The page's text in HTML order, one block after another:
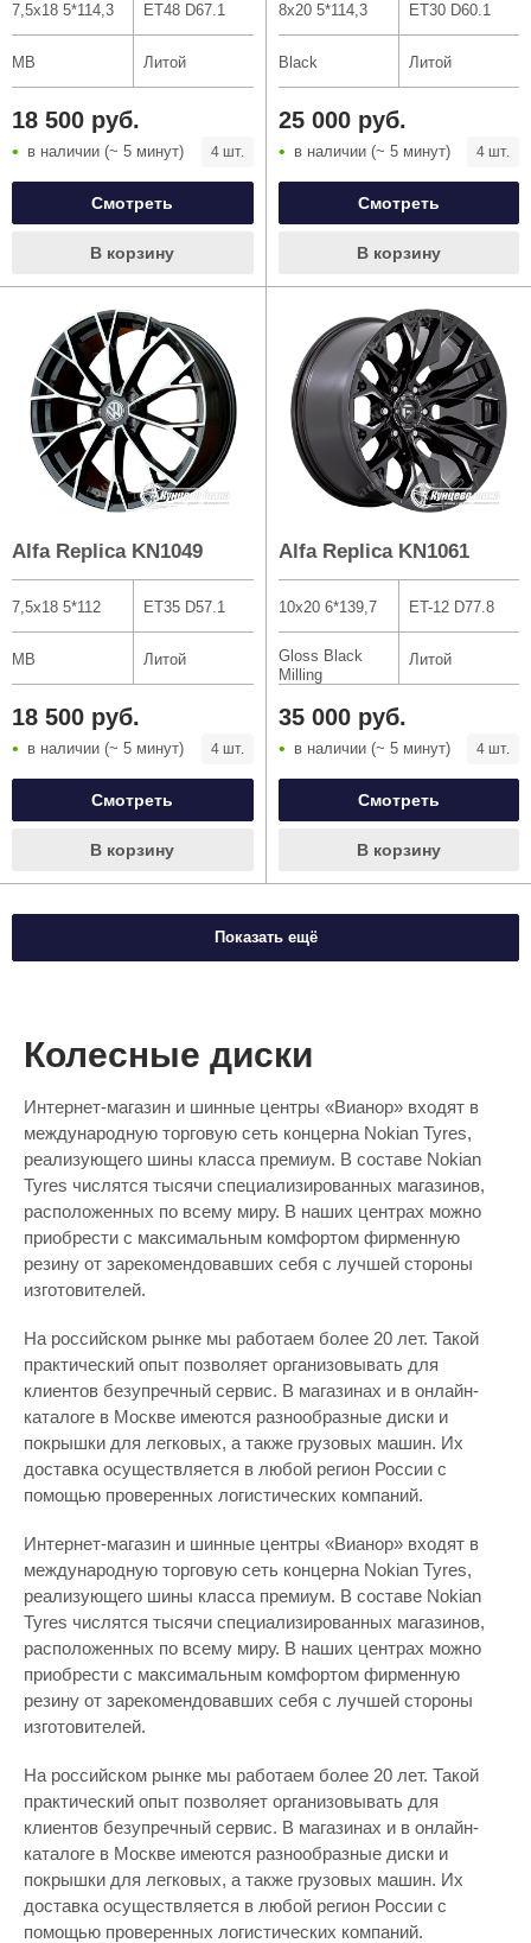
7,5x18 5*114,3 ET48 D67.1
MB Литой
18 500 руб.
4 шт.
в наличии (~ 5 минут)
Смотреть
В корзину
8x20 5*114,3 ET30 D60.1
Black Литой
25 000 руб.
4 шт.
в наличии (~ 5 минут)
Смотреть
В корзину
Alfa Replica KN1049
7,5x18 5*112 ET35 D57.1
MB Литой
18 500 руб.
4 шт.
в наличии (~ 5 минут)
Смотреть
В корзину
Alfa Replica KN1061
10x20 6*139,7 ET-12 D77.8
Gloss Black
Milling
Литой
35 000 руб.
4 шт.
в наличии (~ 5 минут)
Смотреть
В корзину
Показать ещё
Колесные диски
Интернет-магазин и шинные центры «Вианор» входят в
международную торговую сеть концерна Nokian Tyres,
реализующего шины класса премиум. В составе Nokian
Tyres числятся тысячи специализированных магазинов,
расположенных по всему миру. В наших центрах можно
приобрести с максимальным комфортом фирменную
резину от зарекомендовавших себя с лучшей стороны
изготовителей.
На российском рынке мы работаем более 20 лет. Такой
практический опыт позволяет организовывать для
клиентов безупречный сервис. В магазинах и в онлайн-
каталоге в Москве имеются разнообразные диски и
покрышки для легковых, а также грузовых машин. Их
доставка осуществляется в любой регион России с
помощью проверенных логистических компаний.
Интернет-магазин и шинные центры «Вианор» входят в
международную торговую сеть концерна Nokian Tyres,
реализующего шины класса премиум. В составе Nokian
Tyres числятся тысячи специализированных магазинов,
расположенных по всему миру. В наших центрах можно
приобрести с максимальным комфортом фирменную
резину от зарекомендовавших себя с лучшей стороны
изготовителей.
На российском рынке мы работаем более 20 лет. Такой
практический опыт позволяет организовывать для
клиентов безупречный сервис. В магазинах и в онлайн-
каталоге в Москве имеются разнообразные диски и
покрышки для легковых, а также грузовых машин. Их
доставка осуществляется в любой регион России с
помощью проверенных логистических компаний.